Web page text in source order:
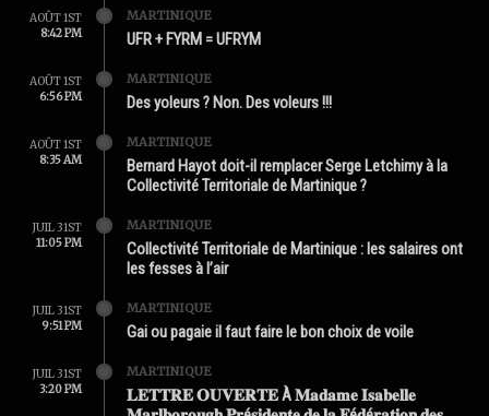
AOÛT 1ST
8:42 PM
MARTINIQUE
UFR + FYRM = UFRYM
AOÛT 1ST
6:56 PM
MARTINIQUE
Des yoleurs ? Non. Des voleurs !!!
AOÛT 1ST
8:35 AM
MARTINIQUE
Bernard Hayot doit-il remplacer Serge Letchimy à la
Collectivité Territoriale de Martinique ?
JUIL 31ST
11:05 PM
MARTINIQUE
Collectivité Territoriale de Martinique : les salaires ont
les fesses à l’air
JUIL 31ST
9:51 PM
MARTINIQUE
Gai ou pagaie il faut faire le bon choix de voile
JUIL 31ST
3:20 PM
MARTINIQUE
𝐋𝐄𝐓𝐓𝐑𝐄 𝐎𝐔𝐕𝐄𝐑𝐓𝐄 À 𝐌𝐚𝐝𝐚𝐦𝐞 𝐈𝐬𝐚𝐛𝐞𝐥𝐥𝐞